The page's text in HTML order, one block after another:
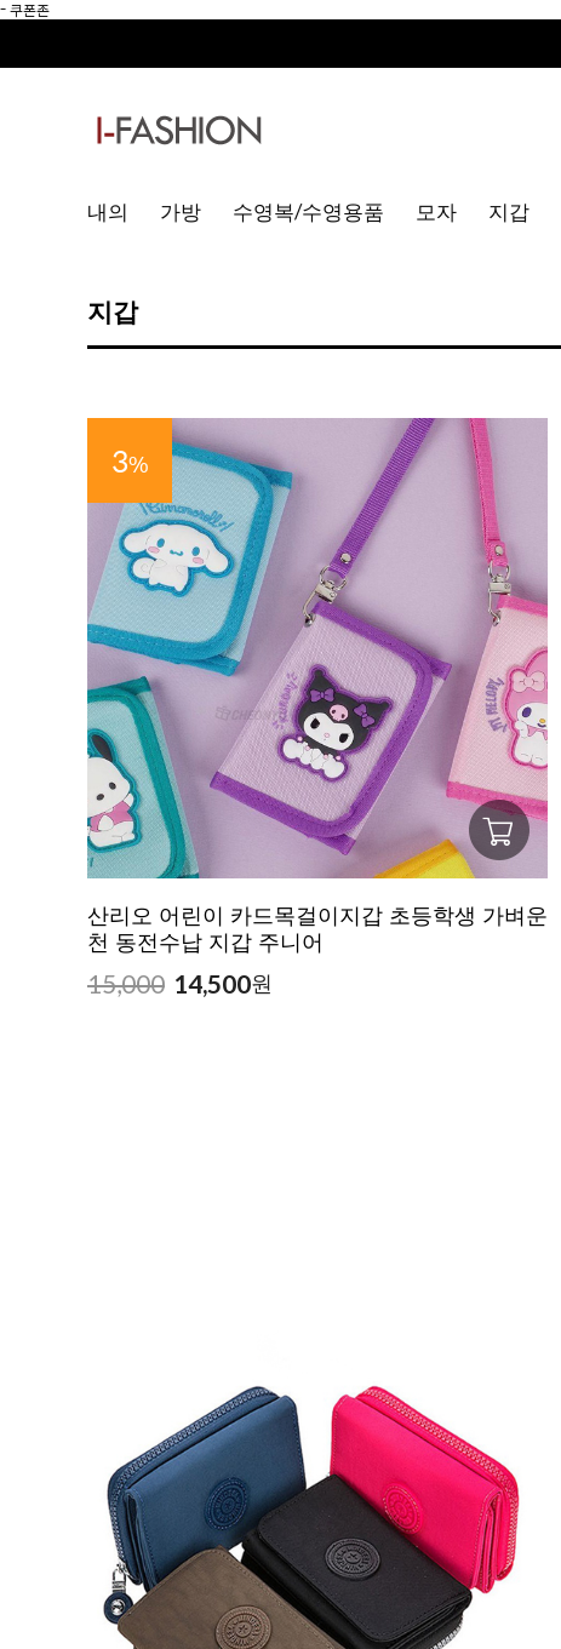
-쿠폰존
내의 가방 수영복/수영용품 모자 지갑
지갑
3%
산리오 어린이 카드목걸이지갑 초등학생 가벼운
천 동전수납 지갑 주니어
15,000 14,500원